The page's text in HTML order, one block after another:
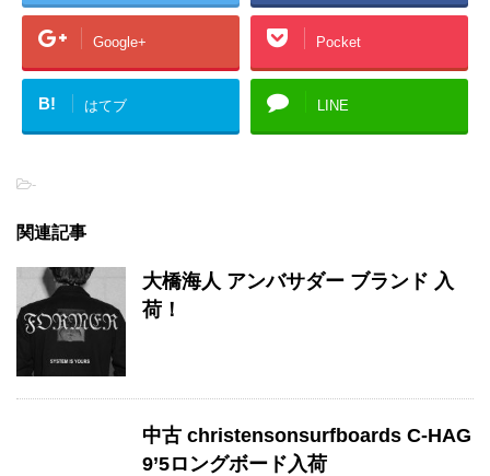
Google+ Pocket
B! はてブ LINE
-
関連記事
大橋海人 アンバサダー ブランド 入
荷！
中古 christensonsurfboards C-HAG
9’5ロングボード入荷